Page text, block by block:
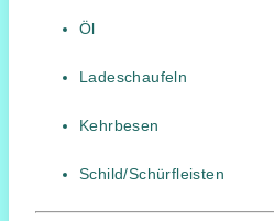
Öl
Ladeschaufeln
Kehrbesen
Schild/Schürfleisten